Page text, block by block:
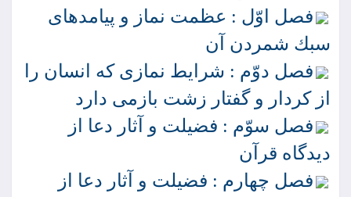
فصل اوّل : عظمت نماز و پيامدهاى
سبك شمردن آن
فصل دوّم : شرايط نمازى كه انسان را
از كردار و گفتار زشت بازمى دارد
فصل سوّم : فضيلت و آثار دعا از
ديدگاه قرآن
فصل چهارم : فضيلت و آثار دعا از